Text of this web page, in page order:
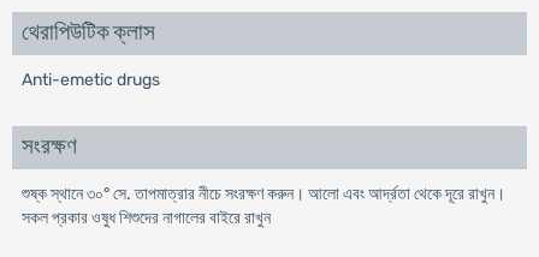
থেরাপিউটিক ক্লাস
Anti-emetic drugs
সংরক্ষণ
শুষ্ক স্থানে ৩০° সে. তাপমাত্রার নীচে সংরক্ষণ করুন। আলাে এবং আর্দ্রতা থেকে দূরে রাখুন।
সকল প্রকার ওষুধ শিশুদের নাগালের বাইরে রাখুন